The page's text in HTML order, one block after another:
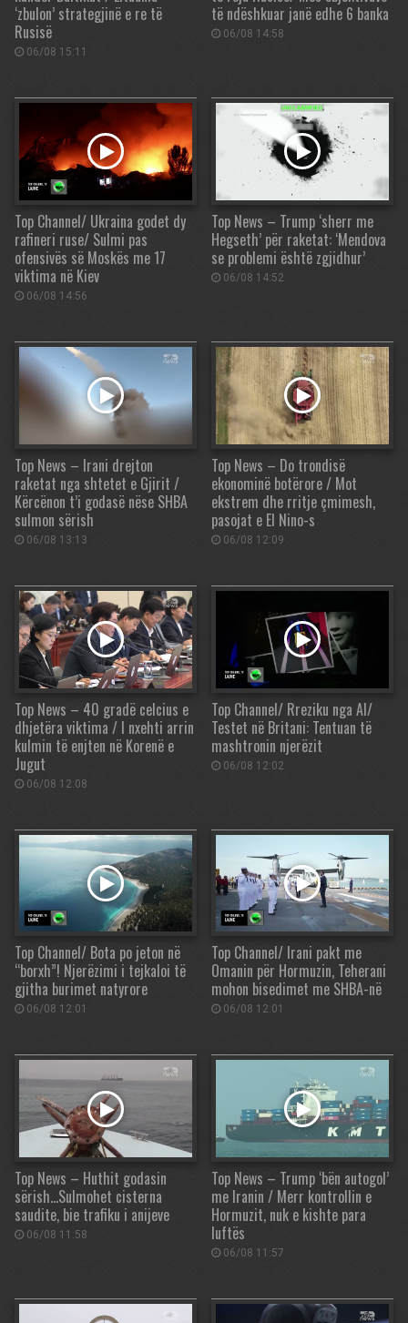
‘zbulon’ strategjinë e re të
Rusisë
06/08 15:11
të ndëshkuar janë edhe 6 banka
06/08 14:58
Top Channel/ Ukraina godet dy
rafineri ruse/ Sulmi pas
ofensivës së Moskës me 17
viktima në Kiev
06/08 14:56
Top News – Trump ‘sherr me
Hegseth’ për raketat: ‘Mendova
se problemi është zgjidhur’
06/08 14:52
Top News – Irani drejton
raketat nga shtetet e Gjirit /
Kërcënon t’i godasë nëse SHBA
sulmon sërish
06/08 13:13
Top News – Do trondisë
ekonominë botërore / Mot
ekstrem dhe rritje çmimesh,
pasojat e El Nino-s
06/08 12:09
Top News – 40 gradë celcius e
dhjetëra viktima / I nxehti arrin
kulmin të enjten në Korenë e
Jugut
06/08 12:08
Top Channel/ Rreziku nga AI/
Testet në Britani: Tentuan të
mashtronin njerëzit
06/08 12:02
Top Channel/ Bota po jeton në
“borxh”! Njerëzimi i tejkaloi të
gjitha burimet natyrore
06/08 12:01
Top Channel/ Irani pakt me
Omanin për Hormuzin, Teherani
mohon bisedimet me SHBA-në
06/08 12:01
Top News – Huthit godasin
sërish…Sulmohet cisterna
saudite, bie trafiku i anijeve
06/08 11:58
Top News – Trump ‘bën autogol’
me Iranin / Merr kontrollin e
Hormuzit, nuk e kishte para
luftës
06/08 11:57